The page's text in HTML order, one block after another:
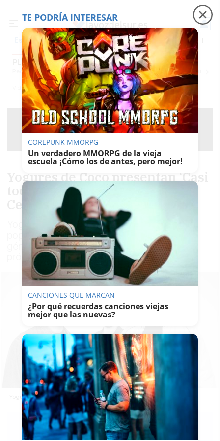
Es noticia Precio luz Ceuta Carreras de caballos
PLANAZOS
PequevozComprasPantallazosEl Trote De La Culebra El Eco Concursos
Vida Sabor Del Sur Planazos
Yogures de Coco presentan ‘Casi
todo tiene solución’ en la Sala
Central Lechera
Yogures de Coco nos invita a una ronda de
pop alegre apto para cualquier amante del
género, con un adelanto del que será su
próximo trabajo discográfico
Yogures de Coco.
V.
TE PODRÍA INTERESAR
COREPUNK MMORPG
Un verdadero MMORPG de la vieja
escuela ¡Cómo los de antes, pero mejor!
CANCIONES QUE MARCAN
¿Por qué recuerdas canciones viejas
mejor que las nuevas?